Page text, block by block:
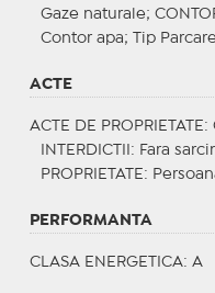
Gaze naturale;
Contor apa;
Tip Parcare
ACTE
ACTE DE PROPRIETATE :
INTERDICTII : Fara
PROPRIETATE :
PERFORMANTA
CLASA ENERGETICA: A